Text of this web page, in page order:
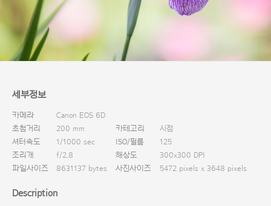
세부정보
카메라
Canon EOS 6D
초첨거리
200 mm 카테고리
시점
셔터속도
1/1000 sec ISO/필름
125
조리개
f/2.8 해상도
300x300 DPI
파일사이즈
8631137 bytes 사진사이즈 5472 pixels x 3648 pixels
Description